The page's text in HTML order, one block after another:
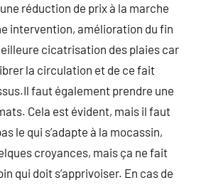
réduction de prix à la marche
intervention, amélioration du fin
cicatrisation des plaies car
la circulation et de ce fait
faut également prendre une
Cela est évident, mais il faut
le qui s’adapte à la mocassin,
croyances, mais ça ne fait
qui doit s’apprivoiser. En cas de